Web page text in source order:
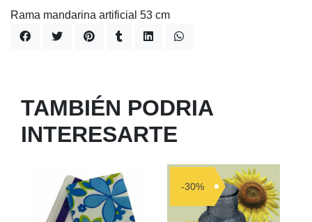
Rama mandarina artificial 53 cm
TAMBIÉN PODRIA
INTERESARTE
-30%